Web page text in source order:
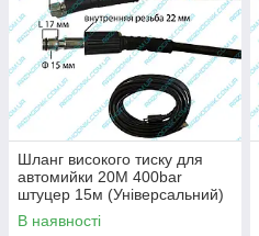
Шланг високого тиску для
автомийки 20М 400bar
штуцер 15м (Універсальний)
В наявності